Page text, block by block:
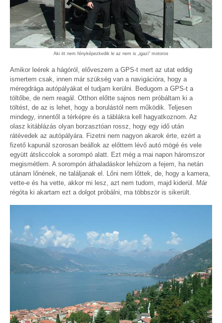
Aki itt nem fényképezkedik le az nem is „igazi” motoros
Amikor leérek a hágóról, előveszem a GPS-t mert az utat eddig
ismertem csak, innen már szükség van a navigációra, hogy a
méregdrága autópályákat el tudjam kerülni. Bedugom a GPS-t a
töltőbe, de nem reagál. Otthon előtte sajnos nem próbáltam ki a
töltést, de az is lehet, hogy a borulástól nem működik. Teljesen
mindegy, innentől a térképre és a táblákra kell hagyatkoznom. Az
olasz kitáblázás olyan borzasztóan rossz, hogy egy idő után
rátévedek az autópályára. Fizetni nem nagyon akarok érte, ezért a
fizető kapunál szorosan beállok az előttem lévő autó mögé és vele
együtt átsliccolok a sorompó alatt. Ezt még a mai napon háromszor
megismétlem. A sorompón áthaladáskor lehúzom a fejem, ha netán
utánam lőnének, ne találjanak el. Lőni nem lőttek, de, hogy a kamera,
vette-e és ha vette, akkor mi lesz, azt nem tudom, majd kiderül. Már
régóta ki akartam ezt a dolgot próbálni, ma többször is sikerült.